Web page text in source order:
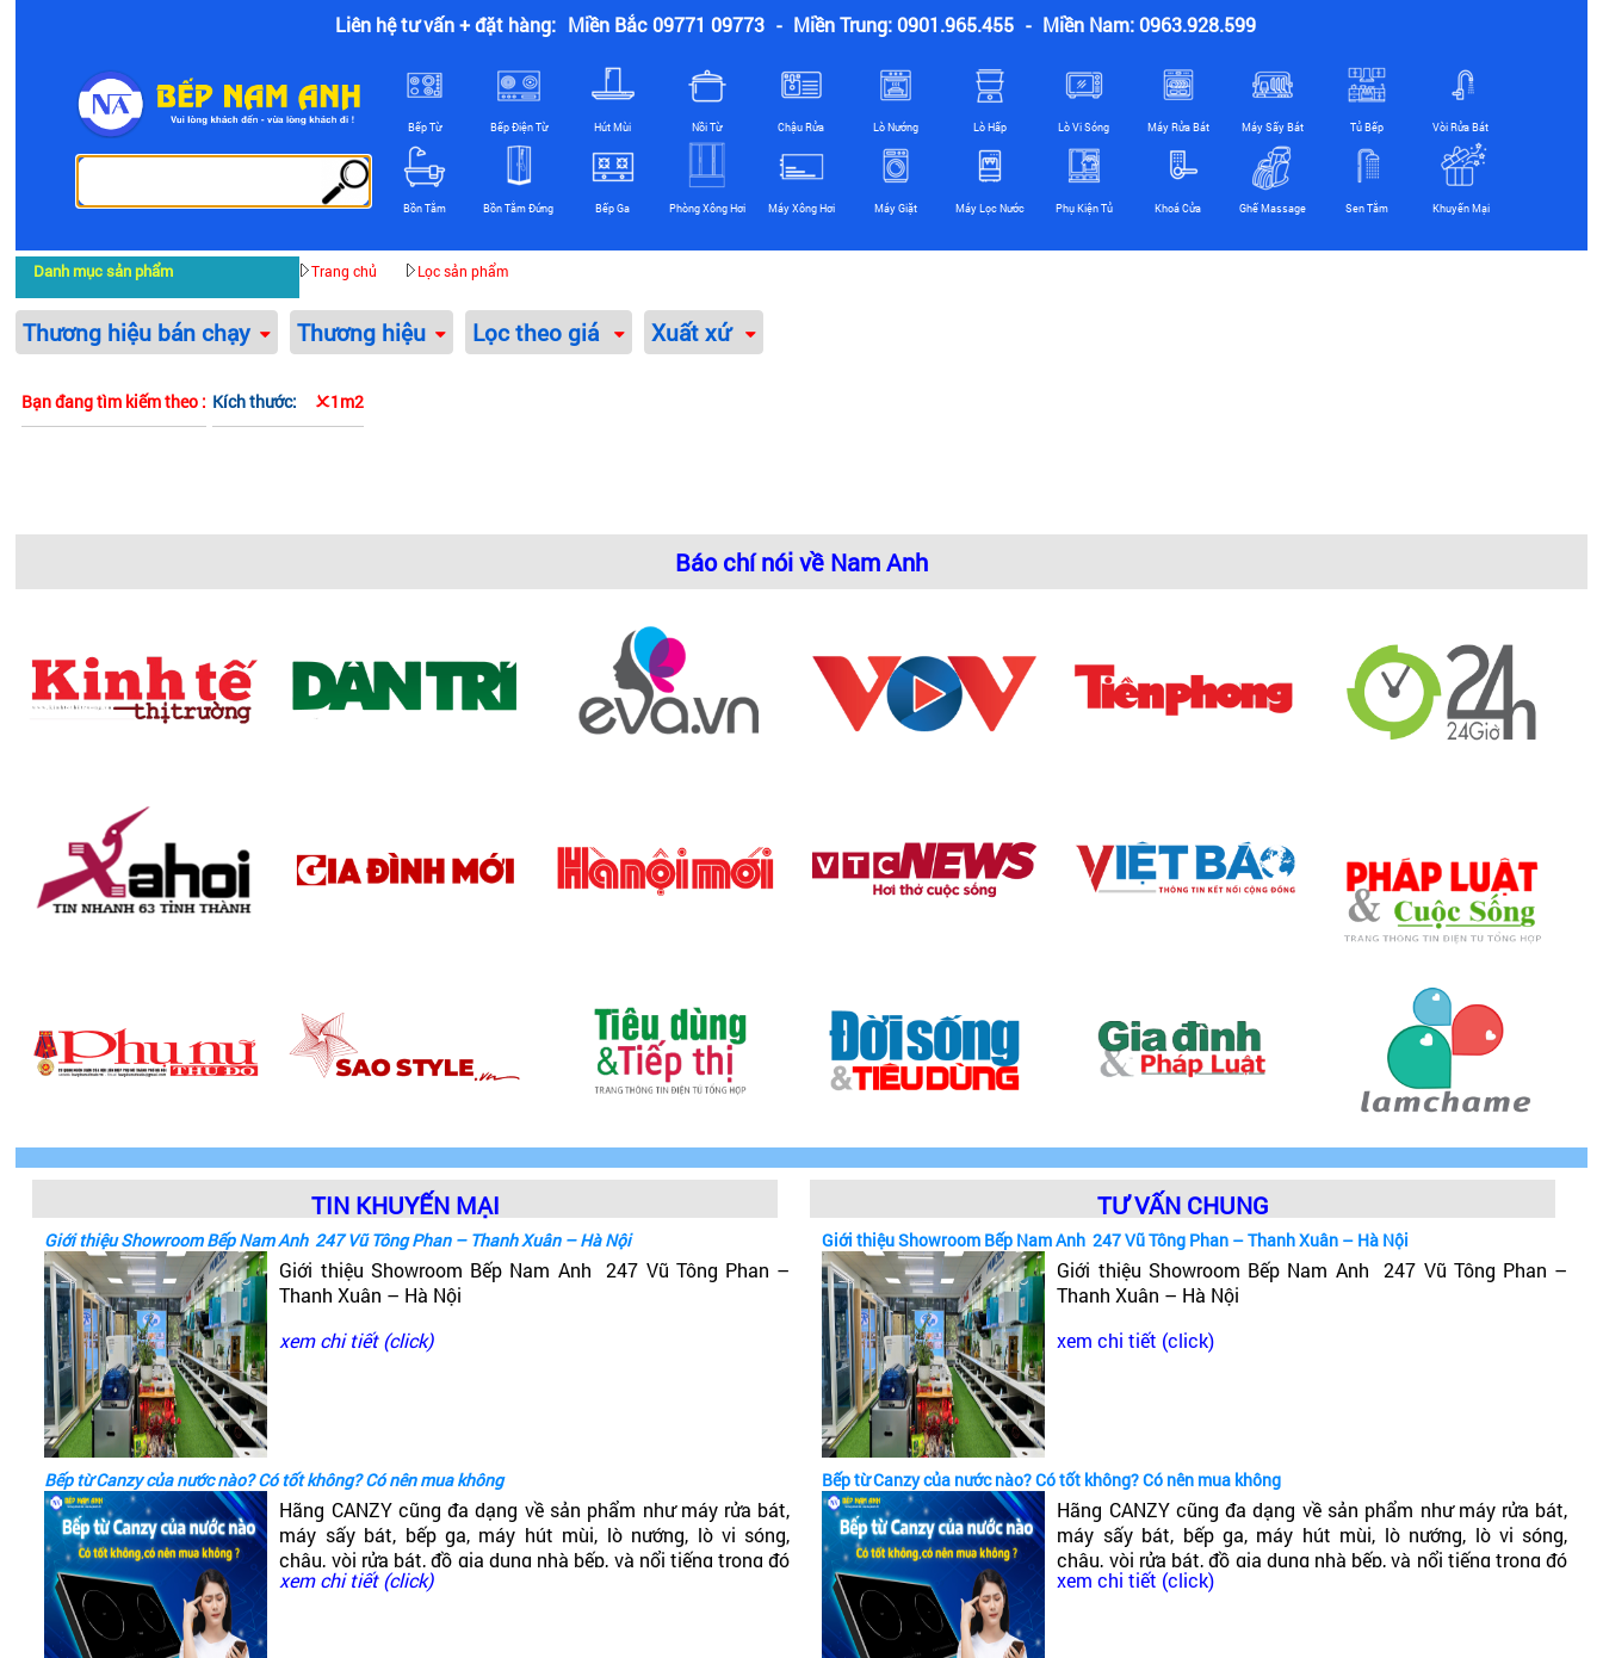
Liên hệ tư vấn + đặt hàng: Miền Bắc 09771 09773 - Miền Trung: 0901.965.455 - Miền Nam: 0963.928.599
Bếp Từ Bếp Điện Từ Hút Mùi Nồi Từ Chậu Rửa Lò Nướng Lò Hấp Lò Vi Sóng Máy Rửa Bát Máy Sấy Bát Tủ Bếp Vòi Rửa Bát
Bồn Tắm Bồn Tắm Đứng Bếp Ga Phòng Xông Hơi Máy Xông Hơi Máy Giặt Máy Lọc Nước Phụ Kiện Tủ Khoá Cửa Ghế Massage Sen Tắm Khuyến Mại
Danh mục sản phẩm Trang chủ Lọc sản phẩm
Thương hiệu bán chạy Thương hiệu Lọc theo giá Xuất xứ
Bạn đang tìm kiếm theo : Kích thước: 1m2
Báo chí nói về Nam Anh
TIN KHUYẾN MẠI
Giới thiệu Showroom Bếp Nam Anh 247 Vũ Tông Phan – Thanh Xuân – Hà Nội
Giới thiệu Showroom Bếp Nam Anh 247 Vũ Tông Phan –
Thanh Xuân – Hà Nội
xem chi tiết (click)
Bếp từ Canzy của nước nào? Có tốt không? Có nên mua không
Hãng CANZY cũng đa dạng về sản phẩm như máy rửa bát,
máy sấy bát, bếp ga, máy hút mùi, lò nướng, lò vi sóng,
chậu, vòi rửa bát, đồ gia dụng nhà bếp, và nổi tiếng trong đó
có dòng bếp từ Canzy. Vậy Bếp từ Canzy của nước nào? Có
xem chi tiết (click)
TƯ VẤN CHUNG
Giới thiệu Showroom Bếp Nam Anh 247 Vũ Tông Phan – Thanh Xuân – Hà Nội
Giới thiệu Showroom Bếp Nam Anh 247 Vũ Tông Phan –
Thanh Xuân – Hà Nội
xem chi tiết (click)
Bếp từ Canzy của nước nào? Có tốt không? Có nên mua không
Hãng CANZY cũng đa dạng về sản phẩm như máy rửa bát,
máy sấy bát, bếp ga, máy hút mùi, lò nướng, lò vi sóng,
chậu, vòi rửa bát, đồ gia dụng nhà bếp, và nổi tiếng trong đó
có dòng bếp từ Canzy. Vậy Bếp từ Canzy của nước nào? Có
xem chi tiết (click)